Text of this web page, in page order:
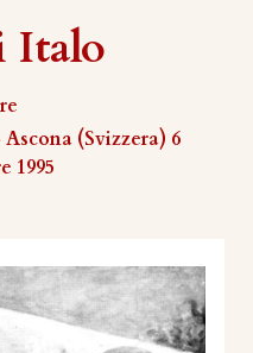
Italo
(Svizzera) 6
1995